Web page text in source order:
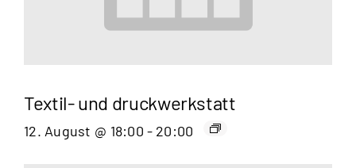
Textil- und druckwerkstatt
12. August @ 18:00 - 20:00